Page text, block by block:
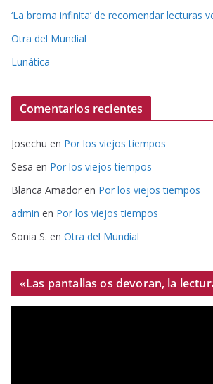
‘La broma infinita’ de recomendar lecturas
Otra del Mundial
Lunática
Comentarios recientes
Josechu en Por los viejos tiempos
Sesa en Por los viejos tiempos
Blanca Amador en Por los viejos tiempos
admin en Por los viejos tiempos
Sonia S. en Otra del Mundial
«Las pantallas os devoran, la